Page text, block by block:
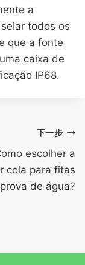
a
todos os
que a fonte
caixa de
IP68.
下一步
escolher a
cola para fitas
de água?